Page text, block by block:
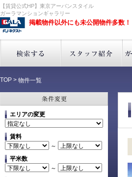
【賃貸公式HP】東京アーバンスタイル
ガーラマンションギャラリー
掲載物件以外にも未公開物件多数！
TOP > 物件一覧
エリアの変更
賃料
～
平米数
～